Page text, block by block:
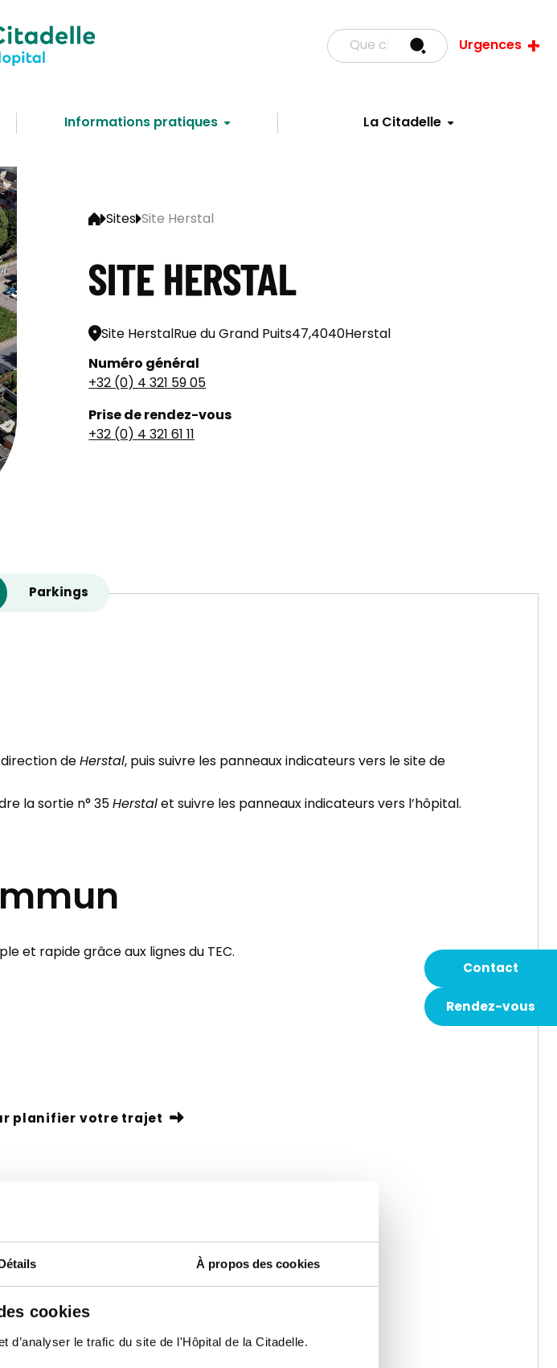
À propos des cookies
cookies
d’analyser le trafic du site de l'Hôpital de la Citadelle.
Informations pratiques La Citadelle
Urgences
Contact
Rendez-vous
Sites Site Herstal
SITE HERSTAL
Site HerstalRue du Grand Puits47,4040Herstal
Numéro général
+32 (0) 4 321 59 05
Prise de rendez-vous
+32 (0) 4 321 61 11
Parkings
direction deHerstal, puis suivre les panneaux indicateurs vers le site de
la sortie n° 35Herstalet suivre les panneaux indicateurs vers l’hôpital.
et rapide grâce aux lignes du TEC.
planifier votre trajet